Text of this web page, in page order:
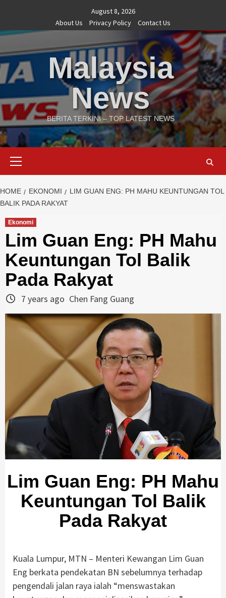
content
August 8, 2026
About Us
Privacy Policy Contact Us
Malaysia
News
BERITA TERKINI – TOP LATEST NEWS
HOME EKONOMI
LIM GUAN ENG: PH MAHU KEUNTUNGAN TOL
BALIK PADA RAKYAT
Ekonomi
Lim Guan Eng: PH Mahu
Keuntungan Tol Balik
Pada Rakyat
7 years ago Chen Fang Guang
Lim Guan Eng: PH Mahu
Keuntungan Tol Balik
Pada Rakyat
Kuala Lumpur, MTN – Menteri Kewangan Lim Guan
Eng berkata pendekatan BN sebelumnya terhadap
pengendali jalan raya ialah “menswastakan